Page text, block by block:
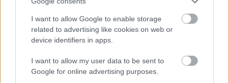
I want to allow Google to enable storage
related to advertising like cookies on web or
device identifiers in apps.
I want to allow my user data to be sent to
Google for online advertising purposes.
Jarosław > Klasa B Lubaczów - sytuacja w tabeli
Przed meczami 12. kolejki - Jarosław > Klasa B Lubaczów gospodarze (LKS
Mołodycz) zajmują8. miejscew tabeli. Goście (Zalew Stary Lubliniec)
Poniżej znajdziesz także ostatnie mecze obu drużyn oraz statystyki
bramkowe.